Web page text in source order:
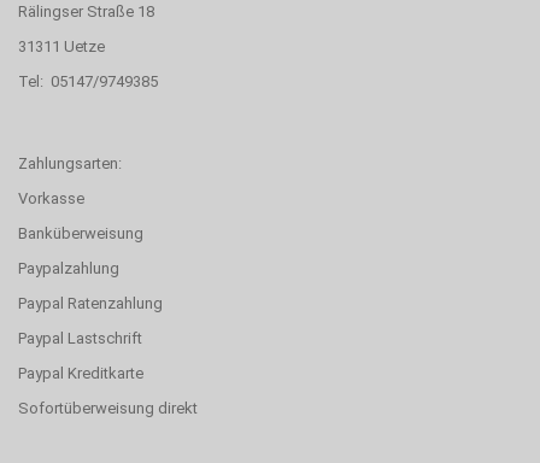
Rälingser Straße 18
31311 Uetze
Tel: 05147/9749385
Zahlungsarten:
Vorkasse
Banküberweisung
Paypalzahlung
Paypal Ratenzahlung
Paypal Lastschrift
Paypal Kreditkarte
Sofortüberweisung direkt